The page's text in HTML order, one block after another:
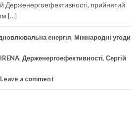
Держенергоефективності, прийнятий
[…]
енергія, Міжнародні угоди
IRENA, Держенергоефективності, Сергій
Leave a comment